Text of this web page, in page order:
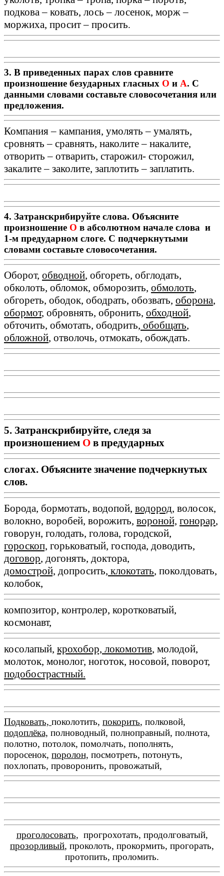
подкова – ковать, лось – лосенок, морж –
моржиха, просит – просить.
3. В приведенных парах слов сравните
произношение безударных гласных О и А. С
данными словами составьте словосочетания или
предложения.
Компания – кампания, умолять – умалять,
сровнять – сравнять, наколите – накалите,
отворить – отварить, старожил- сторожил,
закалите – заколите, заплотить – заплатить.
4. Затранскрибируйте слова. Объясните
произношение О в абсолютном начале слова и
1-м предударном слоге. С подчеркнутыми
словами составьте словосочетания.
Оборот, обводной, обгореть, обглодать,
обколоть, обломок, обморозить, обмолоть,
обгореть, ободок, ободрать, обозвать, оборона,
обормот, обровнять, обронить, обходной,
обточить, обмотать, ободрить, обобщать,
обложной, отволочь, отмокать, обождать.
5. Затранскрибируйте, следя за
произношением О в предударных
слогах. Объясните значение подчеркнутых
слов.
Борода, бормотать, водопой, водород, волосок,
волокно, воробей, ворожить, вороной, гонорар,
говорун, голодать, голова, городской,
гороскоп, горьковатый, господа, доводить,
договор, догонять, доктора,
домострой, допросить, клокотать, поколдовать,
колобок,
композитор, контролер, коротковатый,
космонавт,
косолапый, крохобор, локомотив, молодой,
молоток, монолог, ноготок, носовой, поворот,
подобострастный.
Подковать, поколотить, покорить, полковой,
подоплёка, полноводный, полноправный, полнота,
полотно, потолок, помолчать, пополнять,
поросенок, поролон, посмотреть, потонуть,
похлопать, проворонить, провожатый,
проголосовать, прогрохотать, продолговатый,
прозорливый, проколоть, прокормить, прогорать,
протопить, проломить.